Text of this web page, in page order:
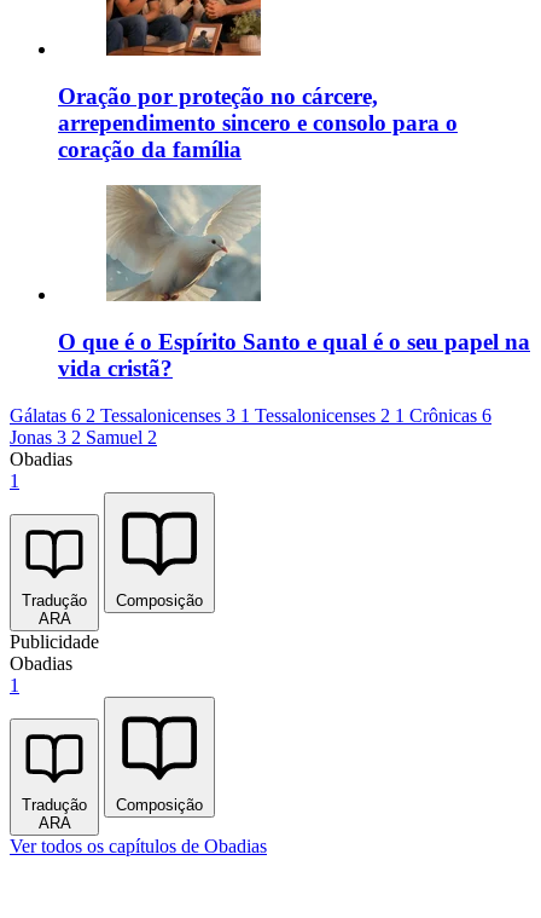
Oração por proteção no cárcere,
arrependimento sincero e consolo para o
coração da família
O que é o Espírito Santo e qual é o seu papel na
vida cristã?
Gálatas 6 2 Tessalonicenses 3 1 Tessalonicenses 2 1 Crônicas 6
Jonas 3 2 Samuel 2
Obadias
1
Tradução
ARA
Composição
Publicidade
Obadias
1
Tradução
ARA
Composição
Ver todos os capítulos de Obadias